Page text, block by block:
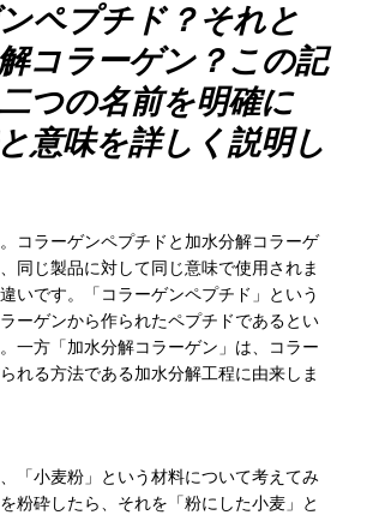
ペプチド？それと
コラーゲン？この記
つの名前を明確に
意味を詳しく説明し
コラーゲンペプチドと加水分解コラーゲ
同じ製品に対して同じ意味で使用されま
いです。「コラーゲンペプチド」という
ーゲンから作られたペプチドであるとい
一方「加水分解コラーゲン」は、コラー
れる方法である加水分解工程に由来しま
「小麦粉」という材料について考えてみ
粉砕したら、それを「粉にした小麦」と